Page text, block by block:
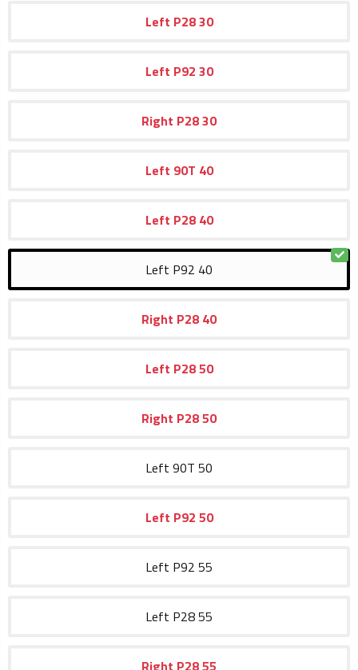
Left P2830
Left P92 30
Right P2830
Left 90T 40
Left P28 40
Left P92 40
Right P28 40
Left P2850
Right P2850
Left 90T 50
Left P92 50
Left P92 55
Left P2855